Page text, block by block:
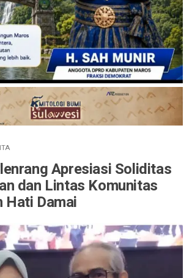
Apresiasi Soliditas
dan Lintas Komunitas
Hati Damai